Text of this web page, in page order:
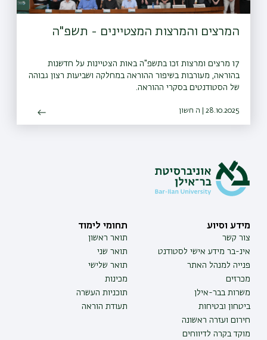
המרצים והמרצות המצטיינים - תשפ"ה
17 מרצים ומרצות זכו בתשפ"ה באות הצטיינות על חדשנות
בהוראה, מעורבות בשיפור ההוראה במחלקה ושביעות רצון גבוהה
של הסטודנטים בסקרי ההוראה.
28.10.2025 | ה חשון
מידע וסיוע
צור קשר
אינ-בר מידע אישי לסטודנט
פנייה למנהל האתר
מכרזים
משרות בבר-אילן
ביטחון ובטיחות
חירום ועזרה ראשונה
מוקד בקרה לדיווחים
תחומי לימוד
תואר ראשון
תואר שני
תואר שלישי
מכינות
תוכניות העשרה
תעודת הוראה